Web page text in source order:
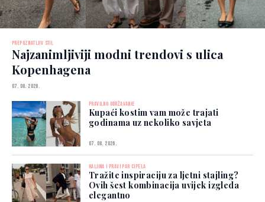
PREPOZNATLJIV STIL
Najzanimljiviji modni trendovi s ulica
Kopenhagena
07. 08. 2026.
PRAVILNO ODRŽAVANJE
Kupaći kostim vam može trajati
godinama uz nekoliko savjeta
07. 08. 2026.
HALJINA I PRAVI PAR CIPELA
Tražite inspiraciju za ljetni stajling?
Ovih šest kombinacija uvijek izgleda
elegantno